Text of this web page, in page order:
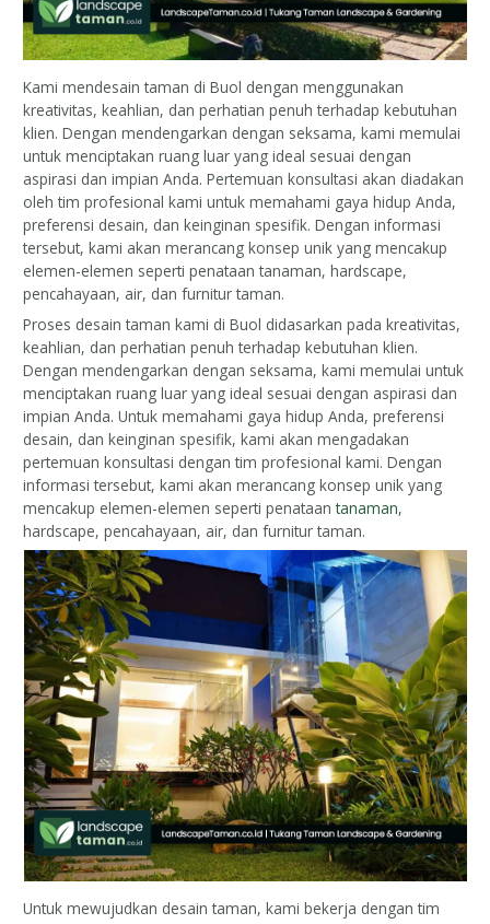
Kami mendesain taman di Buol dengan menggunakan
kreativitas, keahlian, dan perhatian penuh terhadap kebutuhan
klien. Dengan mendengarkan dengan seksama, kami memulai
untuk menciptakan ruang luar yang ideal sesuai dengan
aspirasi dan impian Anda. Pertemuan konsultasi akan diadakan
oleh tim profesional kami untuk memahami gaya hidup Anda,
preferensi desain, dan keinginan spesifik. Dengan informasi
tersebut, kami akan merancang konsep unik yang mencakup
elemen-elemen seperti penataan tanaman, hardscape,
pencahayaan, air, dan furnitur taman.
Proses desain taman kami di Buol didasarkan pada kreativitas,
keahlian, dan perhatian penuh terhadap kebutuhan klien.
Dengan mendengarkan dengan seksama, kami memulai untuk
menciptakan ruang luar yang ideal sesuai dengan aspirasi dan
impian Anda. Untuk memahami gaya hidup Anda, preferensi
desain, dan keinginan spesifik, kami akan mengadakan
pertemuan konsultasi dengan tim profesional kami. Dengan
informasi tersebut, kami akan merancang konsep unik yang
mencakup elemen-elemen seperti penataantanaman,
hardscape, pencahayaan, air, dan furnitur taman.
Untuk mewujudkan desain taman, kami bekerja dengan tim